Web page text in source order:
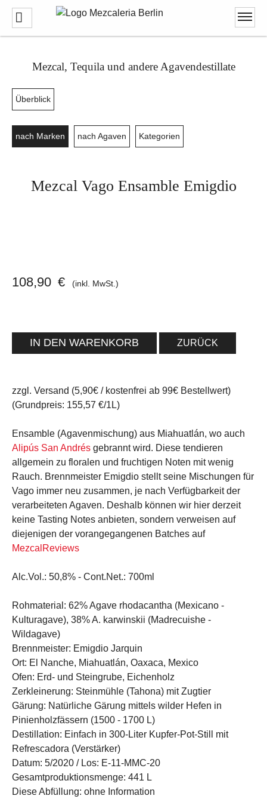
Mezcal, Tequila und andere Agavendestillate
Überblick
nach Marken nach Agaven Kategorien
Mezcal Vago Ensamble Emigdio
108,90 € (inkl. MwSt.)
ZURÜCK
zzgl. Versand (5,90€ / kostenfrei ab 99€ Bestellwert)
(Grundpreis: 155,57 €/1L)
Ensamble (Agavenmischung) aus Miahuatlán, wo auch
Alipús San Andrés gebrannt wird. Diese tendieren
allgemein zu floralen und fruchtigen Noten mit wenig
Rauch. Brennmeister Emigdio stellt seine Mischungen für
Vago immer neu zusammen, je nach Verfügbarkeit der
verarbeiteten Agaven. Deshalb können wir hier derzeit
keine Tasting Notes anbieten, sondern verweisen auf
diejenigen der vorangegangenen Batches auf
MezcalReviews
Alc.Vol.: 50,8% - Cont.Net.: 700ml
Rohmaterial: 62% Agave rhodacantha (Mexicano -
Kulturagave), 38% A. karwinskii (Madrecuishe -
Wildagave)
Brennmeister: Emigdio Jarquin
Ort: El Nanche, Miahuatlán, Oaxaca, Mexico
Ofen: Erd- und Steingrube, Eichenholz
Zerkleinerung: Steinmühle (Tahona) mit Zugtier
Gärung: Natürliche Gärung mittels wilder Hefen in
Pinienholzfässern (1500 - 1700 L)
Destillation: Einfach in 300-Liter Kupfer-Pot-Still mit
Refrescadora (Verstärker)
Datum: 5/2020 / Los: E-11-MMC-20
Gesamtproduktionsmenge: 441 L
Diese Abfüllung: ohne Information